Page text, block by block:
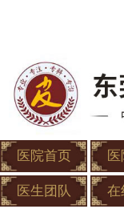
医院首页
医生团队 在